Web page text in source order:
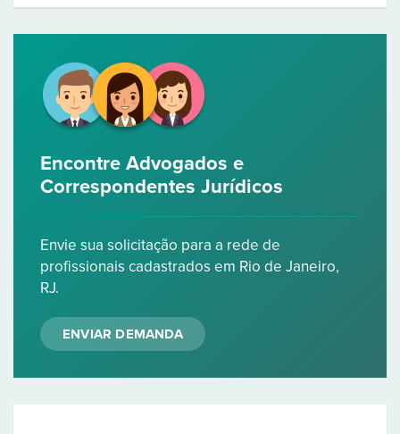
Encontre Advogados e
Correspondentes Jurídicos
Envie sua solicitação para a rede de
profissionais cadastrados em Rio de Janeiro,
RJ.
ENVIAR DEMANDA